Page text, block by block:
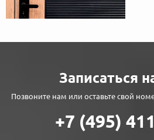
Записаться
Позвоните нам или оставьте свой
+7 (495)